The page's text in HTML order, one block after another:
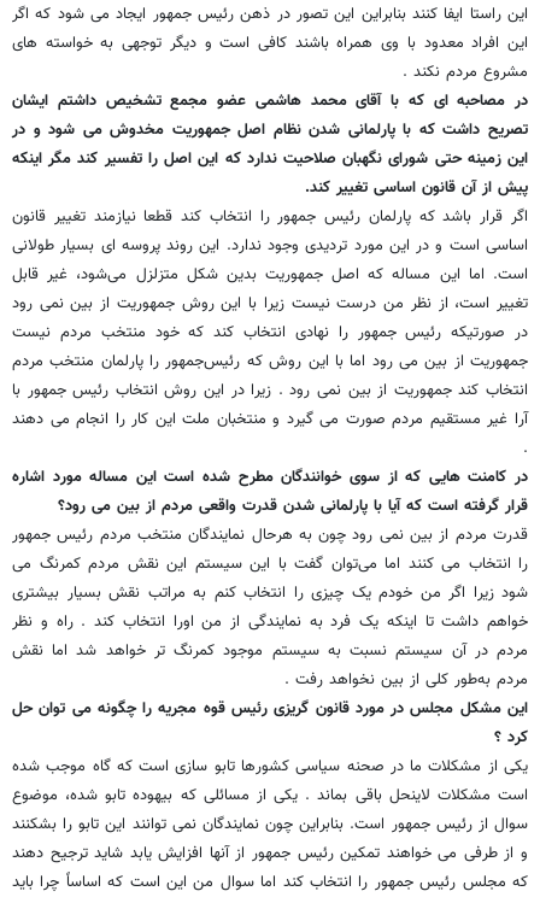
این راستا ایفا کنند بنابراین این تصور در ذهن رئیس جمهور ایجاد می شود که اگر
این افراد معدود با وی همراه باشند کافی است و دیگر توجهی به خواسته های
مشروع مردم نکند .
در مصاحبه ای که با آقای محمد هاشمی عضو مجمع تشخیص داشتم ایشان
تصریح داشت که با پارلمانی شدن نظام اصل جمهوریت مخدوش می شود و در
این زمینه حتی شورای نگهبان صلاحیت ندارد که این اصل را تفسیر کند مگر اینکه
پیش از آن قانون اساسی تغییر کند.
اگر قرار باشد که پارلمان رئیس جمهور را انتخاب کند قطعا نیازمند تغییر قانون
اساسی است و در این مورد تردیدی وجود ندارد. این روند پروسه ای بسیار طولانی
است. اما این مساله که اصل جمهوریت بدین شکل متزلزل می‌شود، غیر قابل
تغییر است، از نظر من درست نیست زیرا با این روش جمهوریت از بین نمی رود
در صورتیکه رئیس جمهور را نهادی انتخاب کند که خود منتخب مردم نیست
جمهوریت از بین می رود اما با این روش که رئیس‌جمهور را پارلمان منتخب مردم
انتخاب کند جمهوریت از بین نمی رود . زیرا در این روش انتخاب رئیس جمهور با
آرا غیر مستقیم مردم صورت می گیرد و منتخبان ملت این کار را انجام می دهند
.
در کامنت هایی که از سوی خوانندگان مطرح شده است این مساله مورد اشاره
قرار گرفته است که آیا با پارلمانی شدن قدرت واقعی مردم از بین می رود؟
قدرت مردم از بین نمی رود چون به‌ هرحال نمایندگان منتخب مردم رئیس جمهور
را انتخاب می کنند اما می‌توان گفت با این سیستم این نقش مردم کمرنگ می
شود زیرا اگر من خودم یک چیزی را انتخاب کنم به مراتب نقش بسیار بیشتری
خواهم داشت تا اینکه یک فرد به نمایندگی از من اورا انتخاب کند . راه و نظر
مردم در آن سیستم نسبت به سیستم موجود کمرنگ تر خواهد شد اما نقش
مردم به‌طور کلی از بین نخواهد رفت .
این مشکل مجلس در مورد قانون گریزی رئیس قوه مجریه را چگونه می توان حل
کرد ؟
یکی از مشکلات ما در صحنه سیاسی کشورها تابو سازی است که گاه موجب شده
است مشکلات لاینحل باقی بماند . یکی از مسائلی که بیهوده تابو شده، موضوع
سوال از رئیس جمهور است. بنابراین چون نمایندگان نمی توانند این تابو را بشکنند
و از طرفی می خواهند تمکین رئیس جمهور از آنها افزایش یابد شاید ترجیح دهند
که مجلس رئیس جمهور را انتخاب کند اما سوال من این است که اساساً چرا باید